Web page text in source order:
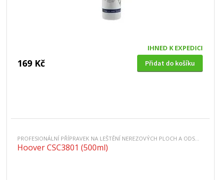
IHNED K EXPEDICI
169 Kč Přidat do košíku
PROFESIONÁLNÍ PŘÍPRAVEK NA LEŠTĚNÍ NEREZOVÝCH PLOCH A ODSAVAČŮ
Hoover CSC3801 (500ml)